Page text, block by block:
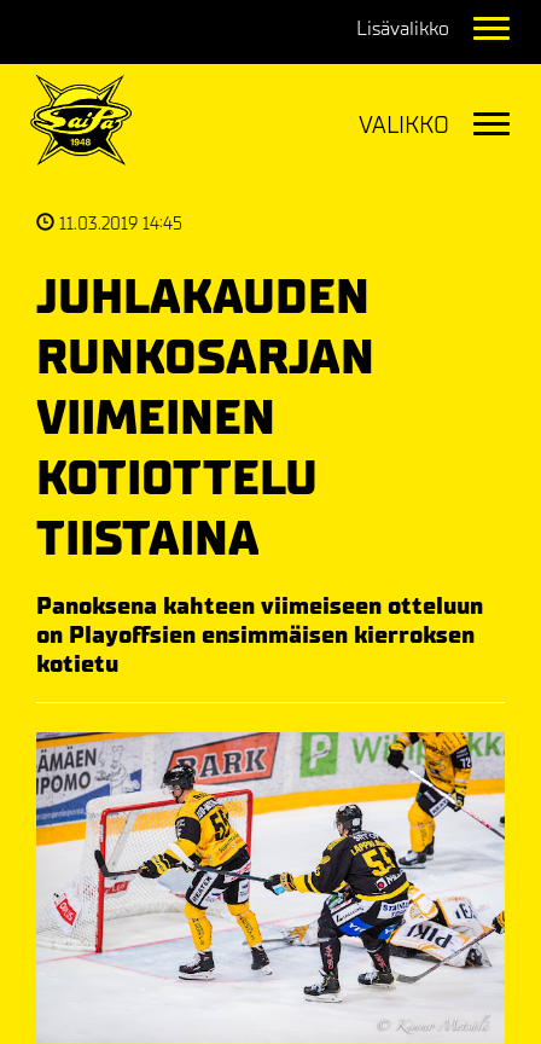
11.03.2019 14:45
JUHLAKAUDEN
RUNKOSARJAN
VIIMEINEN
KOTIOTTELU
TIISTAINA
Panoksena kahteen viimeiseen otteluun
on Playoffsien ensimmäisen kierroksen
kotietu